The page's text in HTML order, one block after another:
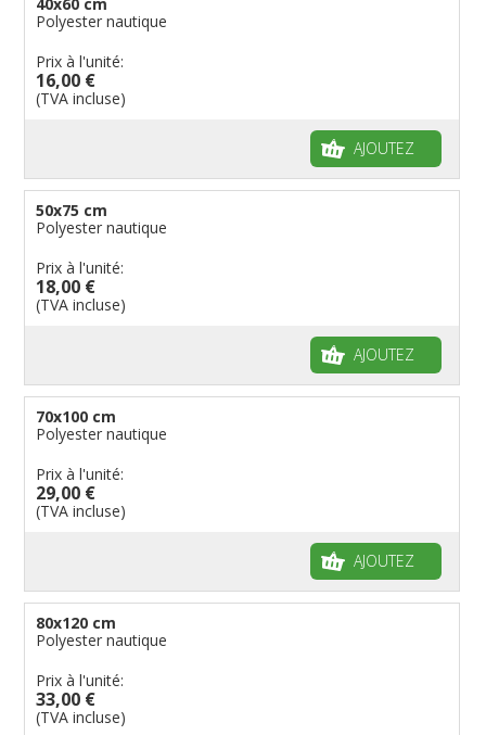
Polyester nautique
Prix à l'unité:
16,00 €
(TVA incluse)
AJOUTEZ
50x75 cm
Polyester nautique
Prix à l'unité:
18,00 €
(TVA incluse)
AJOUTEZ
70x100 cm
Polyester nautique
Prix à l'unité:
29,00 €
(TVA incluse)
AJOUTEZ
80x120 cm
Polyester nautique
Prix à l'unité:
33,00 €
(TVA incluse)